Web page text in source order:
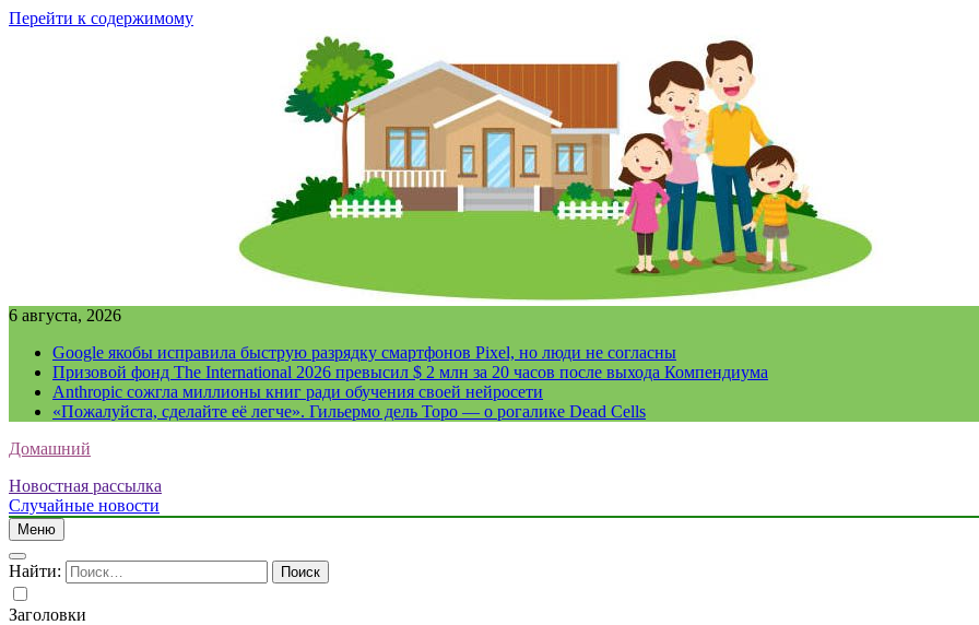
Перейти к содержимому
6 августа, 2026
Google якобы исправила быструю разрядку смартфонов Pixel, но люди не согласны
Призовой фонд The International 2026 превысил $ 2 млн за 20 часов после выхода Компендиума
Anthropic сожгла миллионы книг ради обучения своей нейросети
«Пожалуйста, сделайте её легче». Гильермо дель Торо — о рогалике Dead Cells
Домашний
Новостная рассылка
Случайные новости
Меню
Найти:
Заголовки